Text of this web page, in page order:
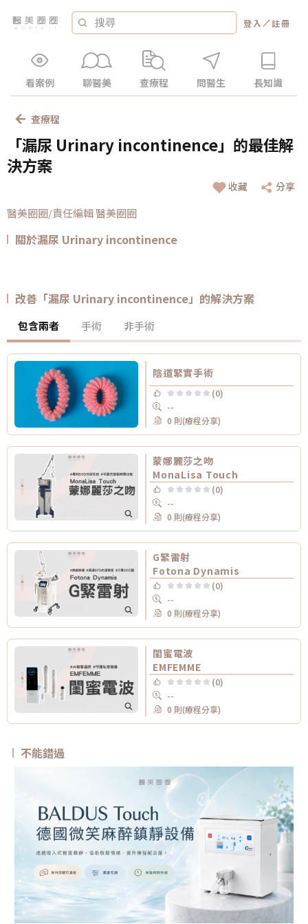
登入 ／註冊
看案例 聊醫美 查療程 問醫生 長知識
查療程
「漏尿 Urinary incontinence」的最佳解
決方案
收藏 分享
醫美圈圈/責任編輯 醫美圈圈
關於漏尿 Urinary incontinence
改善「漏尿 Urinary incontinence」的解決方案
包含兩者 手術 非手術
陰道緊實手術
(0)
--
0 則(療程分享)
蒙娜麗莎之吻
MonaLisa Touch
(0)
--
0 則(療程分享)
G緊雷射
Fotona Dynamis
(0)
--
0 則(療程分享)
閨蜜電波
EMFEMME
(0)
--
0 則(療程分享)
不能錯過